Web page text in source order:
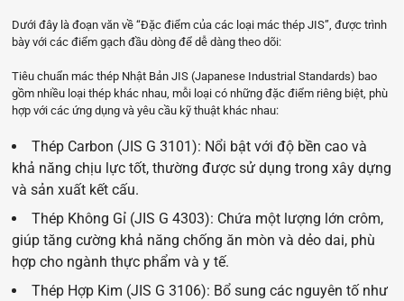
Dưới đây là đoạn văn về “Đặc điểm của các loại mác thép JIS”, được trình
bày với các điểm gạch đầu dòng để dễ dàng theo dõi:
Tiêu chuẩn mác thép Nhật Bản JIS (Japanese Industrial Standards) bao
gồm nhiều loại thép khác nhau, mỗi loại có những đặc điểm riêng biệt, phù
hợp với các ứng dụng và yêu cầu kỹ thuật khác nhau:
Thép Carbon (JIS G 3101): Nổi bật với độ bền cao và
khả năng chịu lực tốt, thường được sử dụng trong xây dựng
và sản xuất kết cấu.
Thép Không Gỉ (JIS G 4303): Chứa một lượng lớn crôm,
giúp tăng cường khả năng chống ăn mòn và dẻo dai, phù
hợp cho ngành thực phẩm và y tế.
Thép Hợp Kim (JIS G 3106): Bổ sung các nguyên tố như